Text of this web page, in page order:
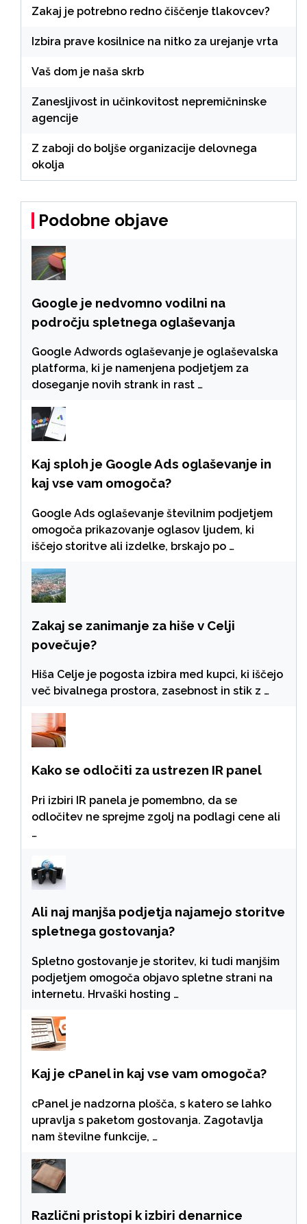
Zakaj je potrebno redno čiščenje tlakovcev?
Izbira prave kosilnice na nitko za urejanje vrta
Vaš dom je naša skrb
Zanesljivost in učinkovitost nepremičninske
agencije
Z zaboji do boljše organizacije delovnega
okolja
Podobne objave
Google je nedvomno vodilni na
področju spletnega oglaševanja
Google Adwords oglaševanje je oglaševalska
platforma, ki je namenjena podjetjem za
doseganje novih strank in rast …
Kaj sploh je Google Ads oglaševanje in
kaj vse vam omogoča?
Google Ads oglaševanje številnim podjetjem
omogoča prikazovanje oglasov ljudem, ki
iščejo storitve ali izdelke, brskajo po …
Zakaj se zanimanje za hiše v Celji
povečuje?
Hiša Celje je pogosta izbira med kupci, ki iščejo
več bivalnega prostora, zasebnost in stik z …
Kako se odločiti za ustrezen IR panel
Pri izbiri IR panela je pomembno, da se
odločitev ne sprejme zgolj na podlagi cene ali
…
Ali naj manjša podjetja najamejo storitve
spletnega gostovanja?
Spletno gostovanje je storitev, ki tudi manjšim
podjetjem omogoča objavo spletne strani na
internetu. Hrvaški hosting …
Kaj je cPanel in kaj vse vam omogoča?
cPanel je nadzorna plošča, s katero se lahko
upravlja s paketom gostovanja. Zagotavlja
nam številne funkcije, …
Različni pristopi k izbiri denarnice